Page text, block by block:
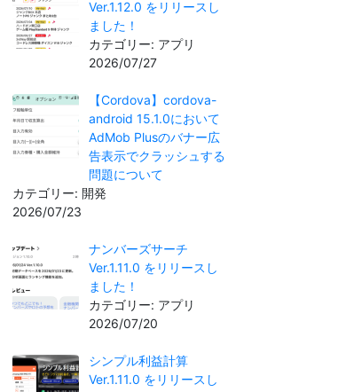
Ver.1.12.0 をリリースし
ました！
カテゴリー: アプリ
2026/07/27
【Cordova】cordova-
android 15.1.0において
AdMob Plusのバナー広
告表示でクラッシュする
問題について
カテゴリー: 開発
2026/07/23
ナンバーズサーチ
Ver.1.11.0 をリリースし
ました！
カテゴリー: アプリ
2026/07/20
シンプル利益計算
Ver.1.11.0 をリリースし